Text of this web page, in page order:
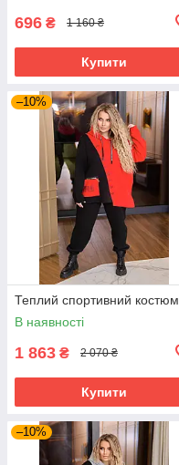
696 ₴ 1 160 ₴
Купити
–10%
Теплий спортивний костюм
В наявності
1 863 ₴ 2 070 ₴
Купити
–10%